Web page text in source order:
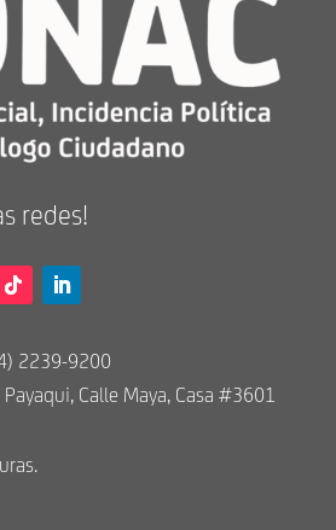
redes!
2239-9200
Calle Maya, Casa #3601